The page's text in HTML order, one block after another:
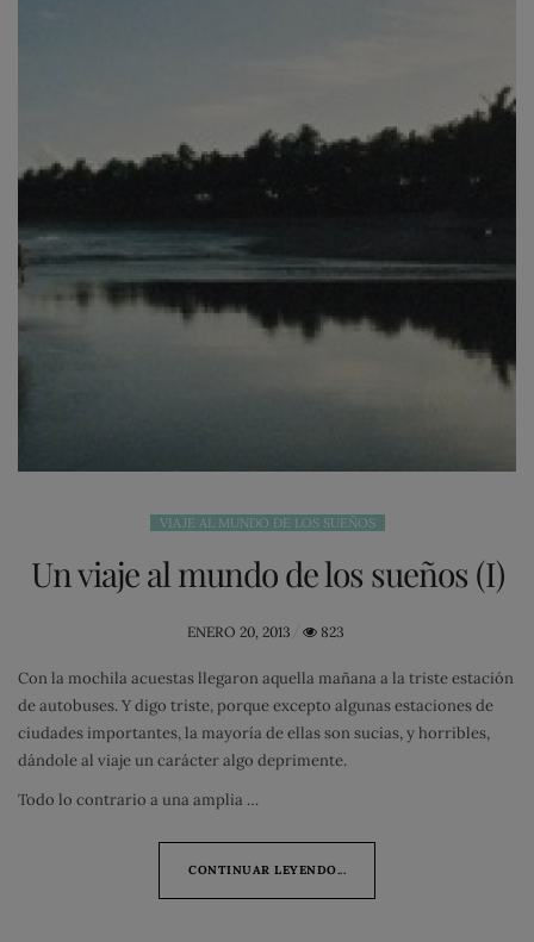
VIAJE AL MUNDO DE LOS SUEÑOS
Un viaje al mundo de los sueños (I)
POSTED
ENERO 20, 2013 823
Con la mochila acuestas llegaron aquella mañana a la triste estación
de autobuses. Y digo triste, porque excepto algunas estaciones de
ciudades importantes, la mayoría de ellas son sucias, y horribles,
dándole al viaje un carácter algo deprimente.
Todo lo contrario a una amplia …
CONTINUAR LEYENDO...